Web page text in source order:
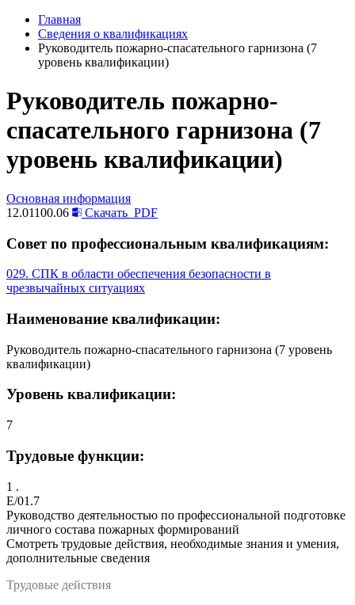
Главная
Сведения о квалификациях
Руководитель пожарно-спасательного гарнизона (7
уровень квалификации)
Руководитель пожарно-
спасательного гарнизона (7
уровень квалификации)
Основная информация
12.01100.06
Скачать PDF
Совет по профессиональным квалификациям:
029. СПК в области обеспечения безопасности в
чрезвычайных ситуациях
Наименование квалификации:
Руководитель пожарно-спасательного гарнизона (7 уровень
квалификации)
Уровень квалификации:
7
Трудовые функции:
1 .
E/01.7
Руководство деятельностью по профессиональной подготовке
личного состава пожарных формирований
Смотреть трудовые действия, необходимые знания и умения,
дополнительные сведения
Трудовые действия